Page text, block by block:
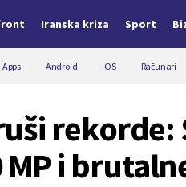
Iranska kriza Sport
Apps Android iOS Računari
rekorde:
MP i